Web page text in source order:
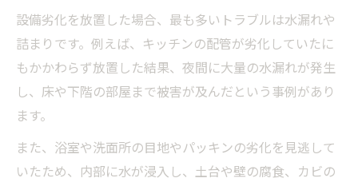
設備劣化を放置した場合、最も多いトラブルは水漏れや
詰まりです。例えば、キッチンの配管が劣化していたに
もかかわらず放置した結果、夜間に大量の水漏れが発生
し、床や下階の部屋まで被害が及んだという事例があり
ます。
また、浴室や洗面所の目地やパッキンの劣化を見逃して
いたため、内部に水が浸入し、土台や壁の腐食、カビの